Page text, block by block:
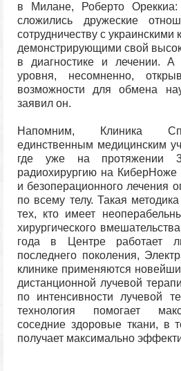
в Милане, Роберто
сложились дружеские
сотрудничеству с украинскими
демонстрирующими свой
в диагностике и лечении. А
уровня, несомненно,
возможности для обмена
заявил он.
Напомним, Клиника
единственным медицинским
где уже на протяжении
радиохирургию на КиберНоже
и безоперационного лечения
по всему телу. Такая
тех, кто имеет
хирургического
года в Центре работает
последнего поколения,
клинике применяются
дистанционной лучевой
по интенсивности лучевой
технология помогает
соседние здоровые ткани, в
получает максимально